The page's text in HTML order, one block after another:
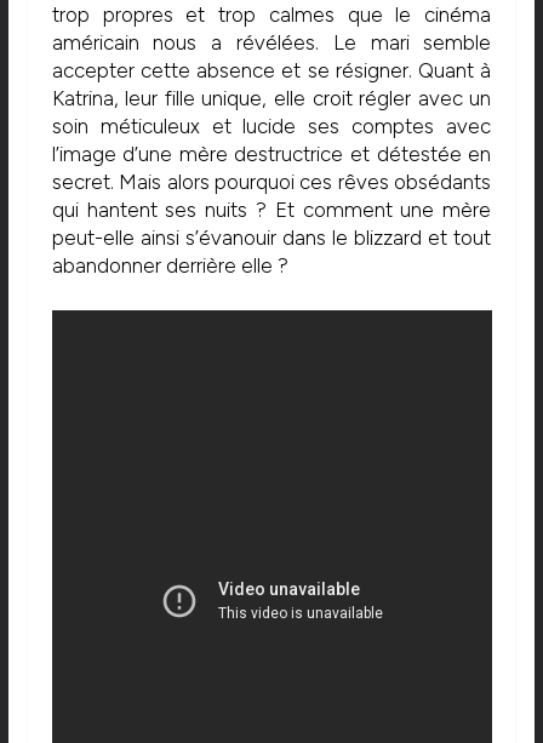
trop propres et trop calmes que le cinéma
américain nous a révélées. Le mari semble
accepter cette absence et se résigner. Quant à
Katrina, leur fille unique, elle croit régler avec un
soin méticuleux et lucide ses comptes avec
l’image d’une mère destructrice et détestée en
secret. Mais alors pourquoi ces rêves obsédants
qui hantent ses nuits ? Et comment une mère
peut-elle ainsi s’évanouir dans le blizzard et tout
abandonner derrière elle ?